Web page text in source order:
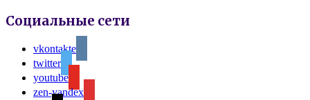
Социальные сети
vkontakte
twitter
youtube
zen-yandex